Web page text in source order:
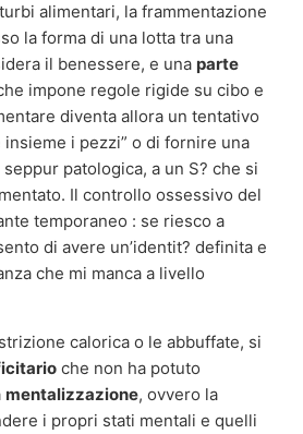
alimentari, la frammentazione
la forma di una lotta tra una
il benessere, e una parte
impone regole rigide su cibo e
diventa allora un tentativo
i pezzi” o di fornire una
patologica, a un S? che si
Il controllo ossessivo del
temporaneo : se riesco a
di avere un’identit? definita e
che mi manca a livello
calorica o le abbuffate, si
che non ha potuto
mentalizzazione, ovvero la
i propri stati mentali e quelli